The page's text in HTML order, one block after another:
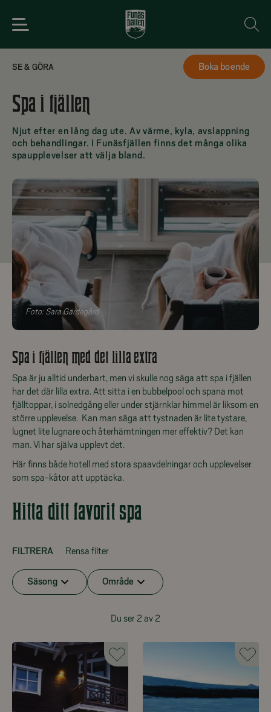
Boka boende
SE & GÖRA Spara
Spa i fjällen
Njut efter en lång dag ute. Av värme, kyla, avslappning
och behandlingar. I Funäsfjällen finns det många olika
spaupplevelser att välja bland.
Foto:Sara Gärdegård
Spa i fjällen med det lilla extra
Spa är ju alltid underbart, men vi skulle nog säga att spa i fjällen
har det där lilla extra. Att sitta i en bubbelpool och spana mot
fjälltoppar, i solnedgång eller under stjärnklar himmel är liksom en
större upplevelse. Kan man säga att tystnaden är lite tystare,
lugnet lite lugnare och återhämtningen mer effektiv? Det kan
man. Vi har själva upplevt det.
Här finns både hotell med stora spaavdelningar och upplevelser
som spa-kåtor att upptäcka.
Hitta ditt favorit spa
FILTRERA Rensa filter
Säsong Område
Du ser 2 av 2